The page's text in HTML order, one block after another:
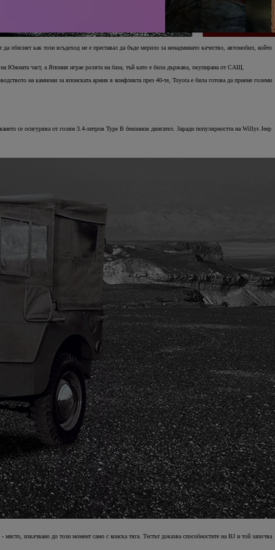
обяснят как този всъдеход не е преставал да бъде мерило за ненадминато качество, автомобил, който
Южната част, а Япония играе ролята на база, тъй като е била държава, окупирана от САЩ.
на камиони за японската армия в конфликта през 40-те, Toyota е била готова да приеме големи
се осигурява от голям 3.4-литров Type B бензинов двигател. Заради популярността на Willys Jeep
изкачвано до този момент само с конска тяга. Тестът доказва способностите на BJ и той започва